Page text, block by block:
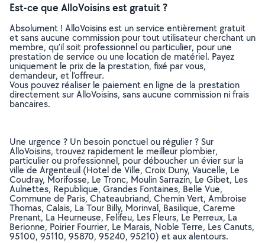
Est-ce que AlloVoisins est gratuit ?
Absolument ! AlloVoisins est un service entièrement gratuit
et sans aucune commission pour tout utilisateur cherchant un
membre, qu’il soit professionnel ou particulier, pour une
prestation de service ou une location de matériel. Payez
uniquement le prix de la prestation, fixé par vous,
demandeur, et l’offreur.
Vous pouvez réaliser le paiement en ligne de la prestation
directement sur AlloVoisins, sans aucune commission ni frais
bancaires.
Une urgence ? Un besoin ponctuel ou régulier ? Sur
AlloVoisins, trouvez rapidement le meilleur plombier,
particulier ou professionnel, pour déboucher un évier sur la
ville de Argenteuil (Hotel de Ville, Croix Duny, Vaucelle, Le
Coudray, Morifosse, Le Tronc, Moulin Sarrazin, Le Gibet, Les
Aulnettes, Republique, Grandes Fontaines, Belle Vue,
Commune de Paris, Chateaubriand, Chemin Vert, Ambroise
Thomas, Calais, La Tour Billy, Morinval, Basilique, Careme
Prenant, La Heurneuse, Felifeu, Les Fleurs, Le Perreux, La
Berionne, Poirier Fourrier, Le Marais, Noble Terre, Les Canuts,
95100, 95110, 95870, 95240, 95210) et aux alentours.